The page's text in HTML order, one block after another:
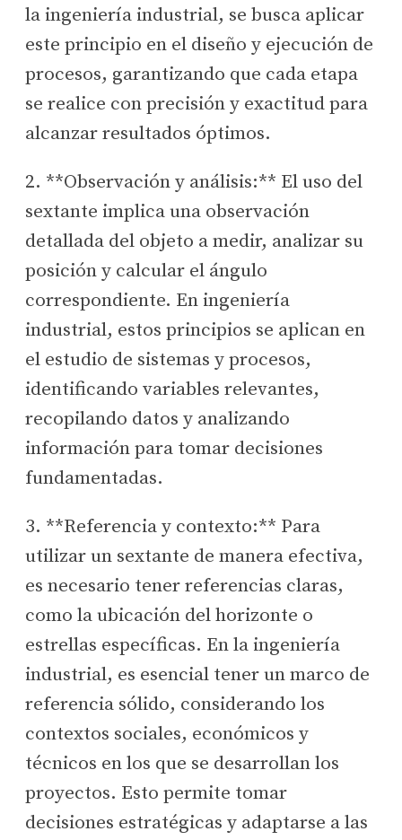
la ingeniería industrial, se busca aplicar
este principio en el diseño y ejecución de
procesos, garantizando que cada etapa
se realice con precisión y exactitud para
alcanzar resultados óptimos.
2. **Observación y análisis:** El uso del
sextante implica una observación
detallada del objeto a medir, analizar su
posición y calcular el ángulo
correspondiente. En ingeniería
industrial, estos principios se aplican en
el estudio de sistemas y procesos,
identificando variables relevantes,
recopilando datos y analizando
información para tomar decisiones
fundamentadas.
3. **Referencia y contexto:** Para
utilizar un sextante de manera efectiva,
es necesario tener referencias claras,
como la ubicación del horizonte o
estrellas específicas. En la ingeniería
industrial, es esencial tener un marco de
referencia sólido, considerando los
contextos sociales, económicos y
técnicos en los que se desarrollan los
proyectos. Esto permite tomar
decisiones estratégicas y adaptarse a las